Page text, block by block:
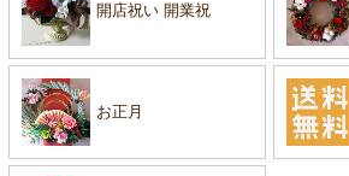
開店祝い 開業祝
お正月